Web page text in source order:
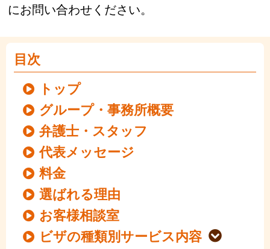
にお問い合わせください。
目次
トップ
グループ・事務所概要
弁護士・スタッフ
代表メッセージ
料金
選ばれる理由
お客様相談室
ビザの種類別サービス内容